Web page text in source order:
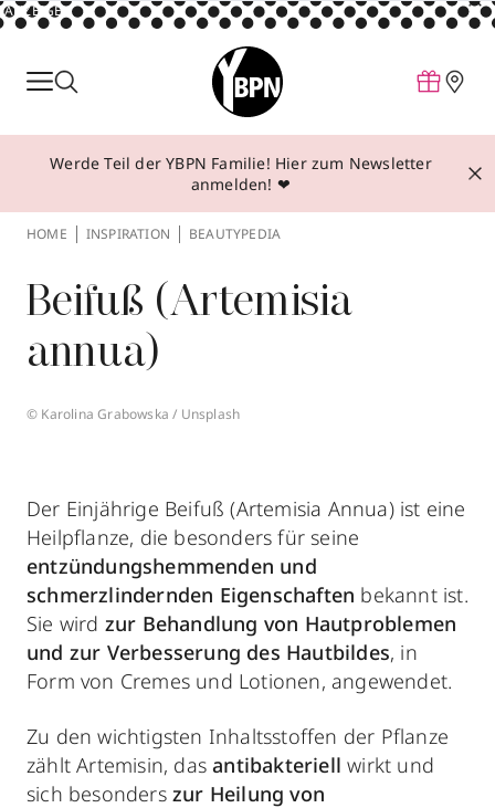
ANZEIGE
Parfum
Make-up
Behandlungen
Über YBPN
Aktionen
Storefinder
Werde Teil der YBPN Familie! Hier zum Newsletter
anmelden! ❤
HOME INSPIRATION BEAUTYPEDIA
Beifuß (Artemisia
annua)
© Karolina Grabowska / Unsplash
Der Einjährige Beifuß (Artemisia Annua) ist eine
Heilpflanze, die besonders für seine
entzündungshemmenden und
schmerzlindernden Eigenschaften bekannt ist.
Sie wird zur Behandlung von Hautproblemen
und zur Verbesserung des Hautbildes, in
Form von Cremes und Lotionen, angewendet.
Zu den wichtigsten Inhaltsstoffen der Pflanze
zählt Artemisin, dasantibakteriell wirkt und
sich besonderszur Heilung von